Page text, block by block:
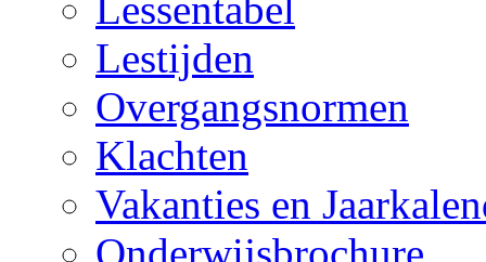
Lestijden
Overgangsnormen
Klachten
Vakanties en
Onderwijsbrochure